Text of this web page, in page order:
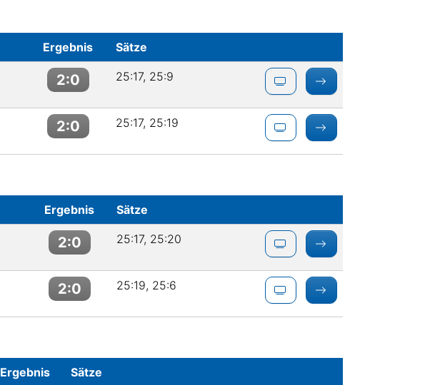
Ergebnis Sätze
2:0 25:17, 25:9
2:0 25:17, 25:19
Ergebnis Sätze
2:0 25:17, 25:20
2:0 25:19, 25:6
Ergebnis Sätze